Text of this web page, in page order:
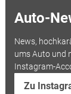
Auto-
News,
ums Auto und
Instagram-
Zu